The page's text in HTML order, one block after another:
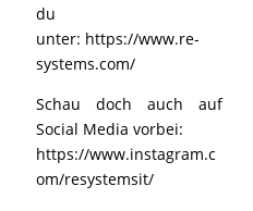
du
unter: https://www.re-
systems.com/
Schau doch auch auf
Social Media vorbei:
https://www.instagram.c
om/resystemsit/